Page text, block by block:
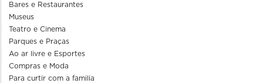
Bares e Restaurantes
Museus
Teatro e Cinema
Parques e Praças
Ao ar livre e Esportes
Compras e Moda
Para curtir com a familia